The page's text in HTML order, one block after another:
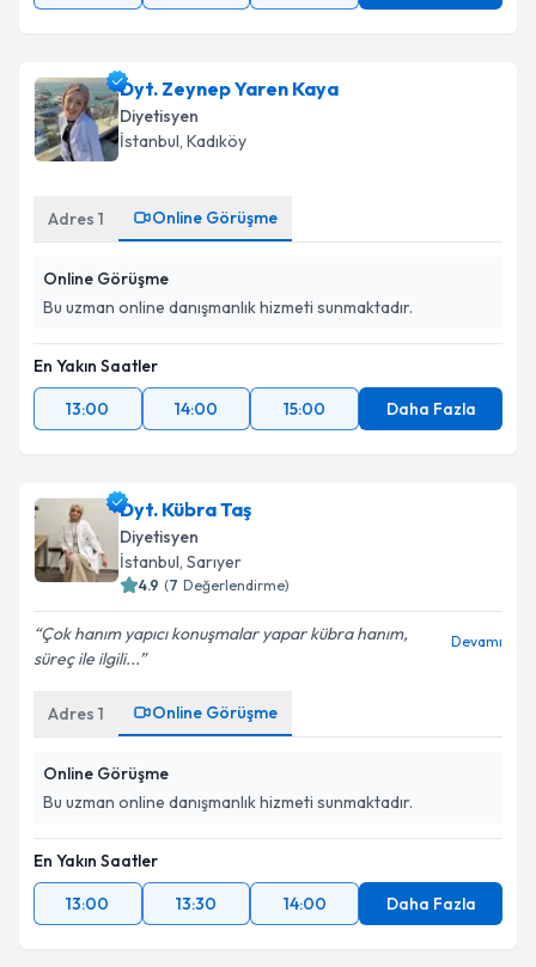
Dyt. Zeynep Yaren Kaya
Diyetisyen
İstanbul, Kadıköy
Adres 1 Online Görüşme
Online Görüşme
Bu uzman online danışmanlık hizmeti sunmaktadır.
En Yakın Saatler
13:00
14:00 15:00 Daha Fazla
Dyt. Kübra Taş
Diyetisyen
İstanbul, Sarıyer
4.9 (7 Değerlendirme)
Çok hanım yapıcı konuşmalar yapar kübra hanım,
süreç ile ilgili...
Devamı
Adres 1 Online Görüşme
Online Görüşme
Bu uzman online danışmanlık hizmeti sunmaktadır.
En Yakın Saatler
13:00
13:30 14:00 Daha Fazla